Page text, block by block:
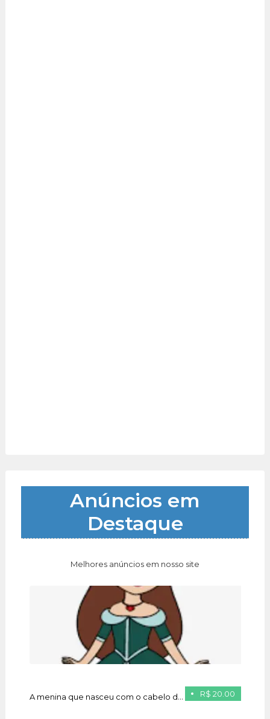
Anúncios em
Destaque
Melhores anúncios em nosso site
R$ 20.00
A menina que nasceu com o cabelo de ouro